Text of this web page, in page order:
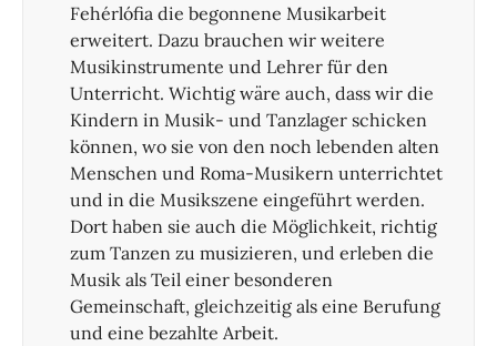
Fehérlófia die begonnene Musikarbeit
erweitert. Dazu brauchen wir weitere
Musikinstrumente und Lehrer für den
Unterricht. Wichtig wäre auch, dass wir die
Kindern in Musik- und Tanzlager schicken
können, wo sie von den noch lebenden alten
Menschen und Roma-Musikern unterrichtet
und in die Musikszene eingeführt werden.
Dort haben sie auch die Möglichkeit, richtig
zum Tanzen zu musizieren, und erleben die
Musik als Teil einer besonderen
Gemeinschaft, gleichzeitig als eine Berufung
und eine bezahlte Arbeit.